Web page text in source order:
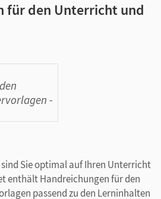
für den Unterricht und
sind Sie optimal auf Ihren Unterricht
enthält Handreichungen für den
passend zu den Lerninhalten